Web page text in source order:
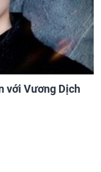
với Vương Dịch